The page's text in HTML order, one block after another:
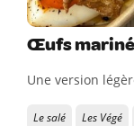
Œufs
Une version
Le salé Les Végé